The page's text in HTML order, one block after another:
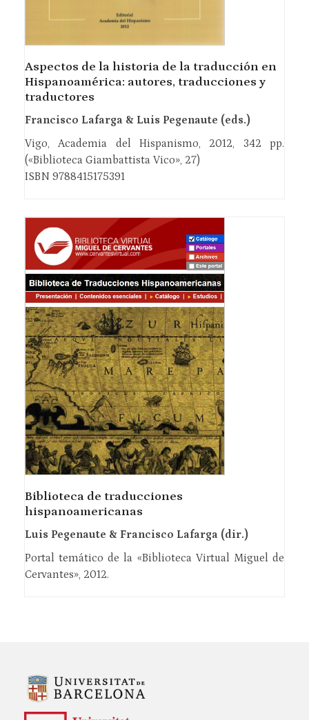
Aspectos de la historia de la traducción en
Hispanoamérica: autores, traducciones y
traductores
Francisco Lafarga & Luis Pegenaute (eds.)
Vigo, Academia del Hispanismo, 2012, 342 pp.
(«Biblioteca Giambattista Vico», 27)
ISBN 9788415175391
Biblioteca de traducciones
hispanoamericanas
Luis Pegenaute & Francisco Lafarga (dir.)
Portal temático de la «Biblioteca Virtual Miguel de
Cervantes», 2012.